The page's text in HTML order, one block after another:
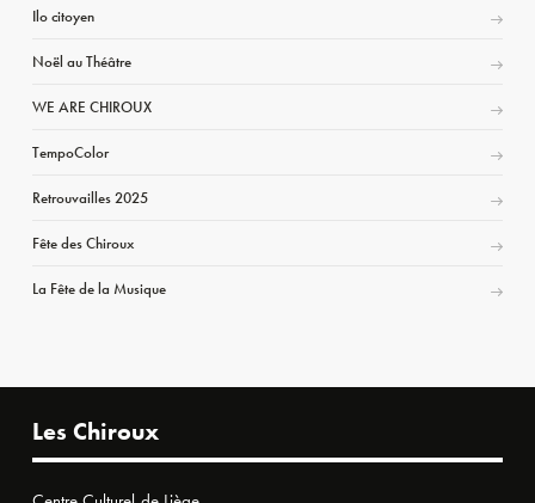
Ilo citoyen
Noël au Théâtre
WE ARE CHIROUX
TempoColor
Retrouvailles 2025
Fête des Chiroux
La Fête de la Musique
Les Chiroux